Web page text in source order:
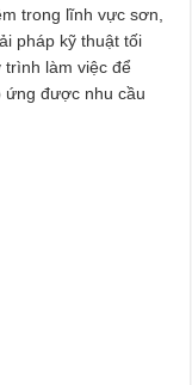
trong lĩnh vực sơn,
pháp kỹ thuật tối
trình làm việc để
ứng được nhu cầu